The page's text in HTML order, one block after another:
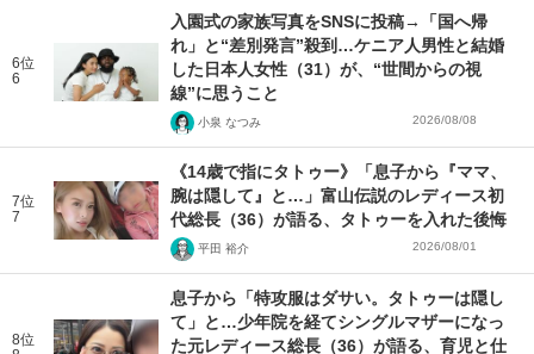
6位
6
入園式の家族写真をSNSに投稿→「国へ帰
れ」と“差別発言”殺到…ケニア人男性と結婚
した日本人女性（31）が、“世間からの視
線”に思うこと
小泉 なつみ 2026/08/08
7位
7
《14歳で指にタトゥー》「息子から『ママ、
腕は隠して』と…」富山伝説のレディース初
代総長（36）が語る、タトゥーを入れた後悔
平田 裕介 2026/08/01
8位
息子から「特攻服はダサい。タトゥーは隠し
て」と…少年院を経てシングルマザーになっ
た元レディース総長（36）が語る、育児と仕